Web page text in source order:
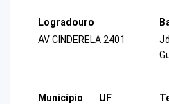
Logradouro
AV CINDERELA 2401
Jd
Município
UF